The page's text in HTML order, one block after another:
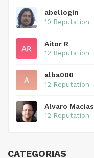
abellogin
10 Reputation
Aitor R
12 Reputation
alba000
12 Reputation
Alvaro Macias
12 Reputation
CATEGORIAS